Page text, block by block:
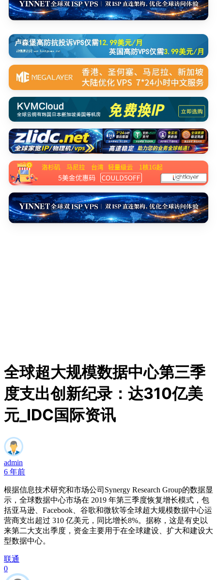
全球超大规模数据中心第三季
度支出创新纪录：达310亿美
元_IDC国际资讯
admin
6 年前
根据信息技术研究和市场公司Synergy Research Group的数据显
示，全球数据中心市场在 2019 年第三季度恢复增长模式，包
括亚马逊、Facebook、谷歌和微软等全球超大规模数据中心运
营商支出超过 310 亿美元，同比增长8%。据称，这是有史以
来第二大支出季度，资金主要用于在全球建设、扩大和建设大
型数据中心。
联通
0